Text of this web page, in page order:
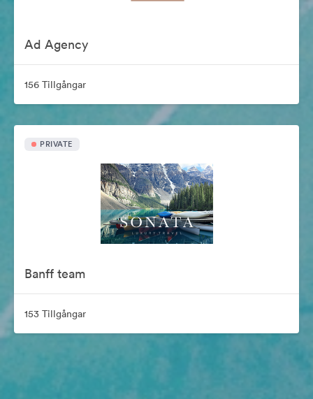
Ad Agency
156 Tillgångar
PRIVATE
Banff team
153 Tillgångar